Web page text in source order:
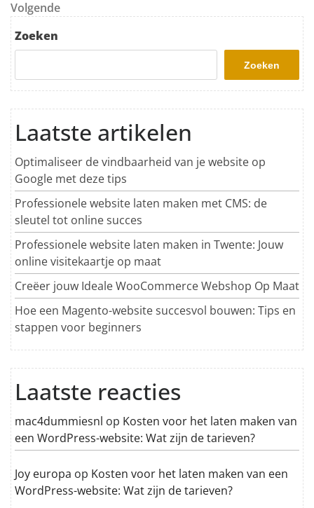
Volgend bericht
Volgende
Zoeken
Zoeken
Laatste artikelen
Optimaliseer de vindbaarheid van je website op
Google met deze tips
Professionele website laten maken met CMS: de
sleutel tot online succes
Professionele website laten maken in Twente: Jouw
online visitekaartje op maat
Creëer jouw Ideale WooCommerce Webshop Op Maat
Hoe een Magento-website succesvol bouwen: Tips en
stappen voor beginners
Laatste reacties
mac4dummiesnl op Kosten voor het laten maken van
een WordPress-website: Wat zijn de tarieven?
Joy europa op Kosten voor het laten maken van een
WordPress-website: Wat zijn de tarieven?